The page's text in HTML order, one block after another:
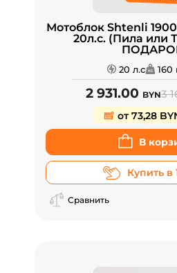
Мотоблок Shtenli
20л.с. (Пила или
20 л.с 160
2 931.00 BYN3
от 73,28
В
Купить в
Сравнить